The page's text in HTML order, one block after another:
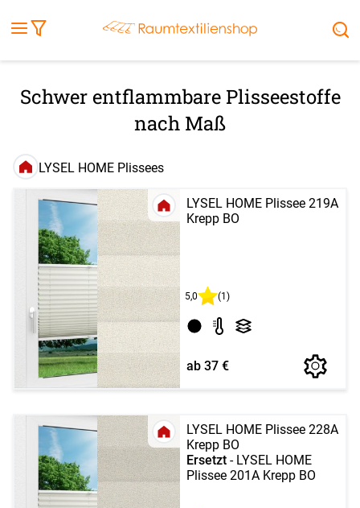
Außenrollo
Stoffe
Markise Sonnensegel
Schwer entflammbare Plisseestoffe
nach Maß
LYSEL HOME Plissees
LYSEL HOME Plissee 219A
Krepp BO
5,0 (1)
ab 37 €
LYSEL HOME Plissee 228A
Krepp BO
Ersetzt - LYSEL HOME
Plissee 201A Krepp BO